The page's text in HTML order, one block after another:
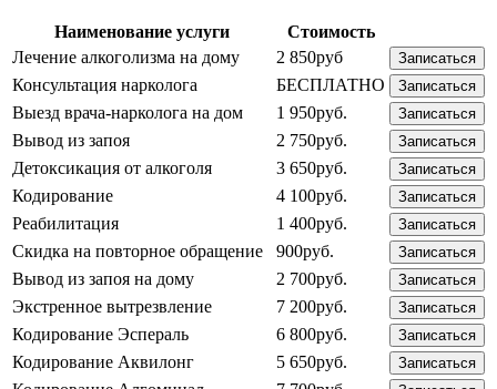
Наименование услуги
Стоимость
Лечение алкоголизма на дому
2 850руб Записаться
Консультация нарколога БЕСПЛАТНО Записаться
Выезд врача-нарколога на дом 1 950руб. Записаться
Вывод из запоя 2 750руб. Записаться
Детоксикация от алкоголя 3 650руб. Записаться
Кодирование 4 100руб. Записаться
Реабилитация 1 400руб. Записаться
Скидка на повторное обращение 900руб. Записаться
Вывод из запоя на дому 2 700руб. Записаться
Экстренное вытрезвление 7 200руб. Записаться
Кодирование Эспераль 6 800руб. Записаться
Кодирование Аквилонг 5 650руб. Записаться